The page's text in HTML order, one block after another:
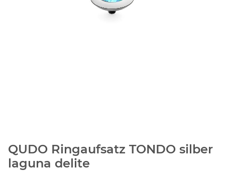
QUDO Ringaufsatz TONDO silber
laguna delite